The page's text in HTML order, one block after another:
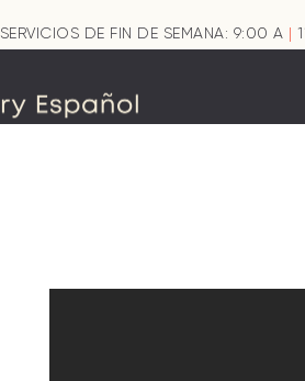
SERVICIOS DE FIN DE SEMANA: 9:00 A |